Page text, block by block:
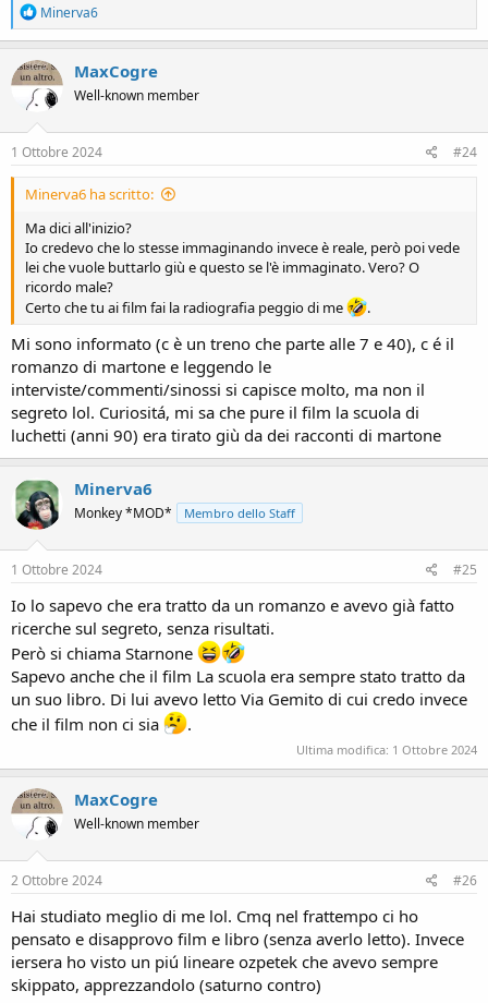
R
e
a
c
t
n
s
Minerva6
MaxCogre
Well-known member
1 Ottobre 2024 #24
Minerva6 ha scritto:
Ma dici all'inizio?
Io credevo che lo stesse immaginando invece è reale, però poi vede
lei che vuole buttarlo giù e questo se l'è immaginato. Vero? O
ricordo male?
Certo che tu ai film fai la radiografia peggio di me
.
Mi sono informato (c è un treno che parte alle 7 e 40), c é il
romanzo di martone e leggendo le
interviste/commenti/sinossi si capisce molto, ma non il
segreto lol. Curiositá, mi sa che pure il film la scuola di
luchetti (anni 90) era tirato giù da dei racconti di martone
Minerva6
Monkey *MOD* Membro dello Staff
1 Ottobre 2024 #25
Io lo sapevo che era tratto da un romanzo e avevo già fatto
ricerche sul segreto, senza risultati.
Però si chiama Starnone
Sapevo anche che il film La scuola era sempre stato tratto da
un suo libro. Di lui avevo letto Via Gemito di cui credo invece
che il film non ci sia
.
Ultima modifica: 1 Ottobre 2024
MaxCogre
Well-known member
2 Ottobre 2024 #26
Hai studiato meglio di me lol. Cmq nel frattempo ci ho
pensato e disapprovo film e libro (senza averlo letto). Invece
iersera ho visto un piú lineare ozpetek che avevo sempre
skippato, apprezzandolo (saturno contro)